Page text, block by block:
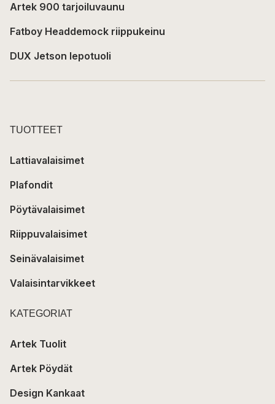
Artek 900 tarjoiluvaunu
Fatboy Headdemock riippukeinu
DUX Jetson lepotuoli
TUOTTEET
Lattiavalaisimet
Plafondit
Pöytävalaisimet
Riippuvalaisimet
Seinävalaisimet
Valaisintarvikkeet
KATEGORIAT
Artek Tuolit
Artek Pöydät
Design Kankaat